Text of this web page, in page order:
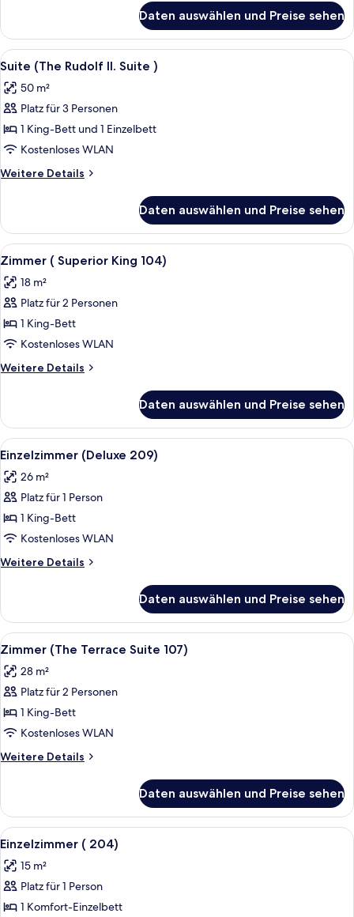
(Deluxe
King
103)
Daten auswählen und Preise sehen
Alle
Fotos
für
Suite
(The
Rudolf
II.
Suite
anzeigen
Suite (The Rudolf II. Suite ) |
7
Suite (The Rudolf II. Suite )
50 m²
Platz für 3 Personen
1 King-Bett und 1 Einzelbett
Kostenloses WLAN
Weitere Details
Weitere
(The
Rudolf
II.
Daten auswählen und Preise sehen
Alle
Fotos
für
Zimmer
(
Superior
King
104)
Ein Schlafzimmer mit einem großen
7
Zimmer ( Superior King 104)
18 m²
Platz für 2 Personen
1 King-Bett
Kostenloses WLAN
Weitere Details
Weitere
(
Superior
King
Daten auswählen und Preise sehen
Alle
Fotos
für
Einzelzimmer
(Deluxe
209)
anzeigen
Einzelzimmer
4
Einzelzimmer (Deluxe 209)
26 m²
Platz für 1 Person
1 King-Bett
Kostenloses WLAN
Weitere Details
Weitere
(Deluxe
209)
Daten auswählen und Preise sehen
Alle
Fotos
für
Zimmer
(The
Terrace
Suite
107)
Zimmer (The Terrace Suite 107) |
4
Zimmer (The Terrace Suite 107)
28 m²
Platz für 2 Personen
1 King-Bett
Kostenloses WLAN
Weitere Details
Weitere
(The
Terrace
Suite
Daten auswählen und Preise sehen
Alle
Fotos
für
Einzelzimmer
(
Ein Schlafzimmer mit einem Bett,
4
Einzelzimmer ( 204)
15 m²
Platz für 1 Person
1 Komfort-Einzelbett